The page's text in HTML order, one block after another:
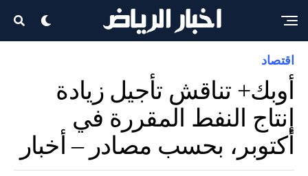
اقتصاد
أوبك+ تناقش تأجيل زيادة
إنتاج النفط المقررة في
أكتوبر، بحسب مصادر – أخبار